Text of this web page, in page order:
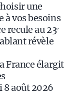
une
à vos besoins
au 23ᵉ
révèle
France élargit
8 août 2026